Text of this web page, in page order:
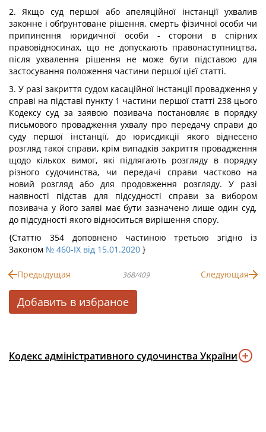
2. Якщо суд першої або апеляційної інстанції ухвалив
законне і обґрунтоване рішення, смерть фізичної особи чи
припинення юридичної особи - сторони в спірних
правовідносинах, що не допускають правонаступництва,
після ухвалення рішення не може бути підставою для
застосування положення частини першої цієї статті.
3. У разі закриття судом касаційної інстанції провадження у
справі на підставі пункту 1 частини першої статті 238 цього
Кодексу суд за заявою позивача постановляє в порядку
письмового провадження ухвалу про передачу справи до
суду першої інстанції, до юрисдикції якого віднесено
розгляд такої справи, крім випадків закриття провадження
щодо кількох вимог, які підлягають розгляду в порядку
різного судочинства, чи передачі справи частково на
новий розгляд або для продовження розгляду. У разі
наявності підстав для підсудності справи за вибором
позивача у його заяві має бути зазначено лише один суд,
до підсудності якого відноситься вирішення спору.
{Статтю 354 доповнено частиною третьою згідно із
Законом № 460-IX від 15.01.2020 }
Предыдущая 368/409 Следующая
Добавить в избраное
Кодекс адміністративного судочинства України